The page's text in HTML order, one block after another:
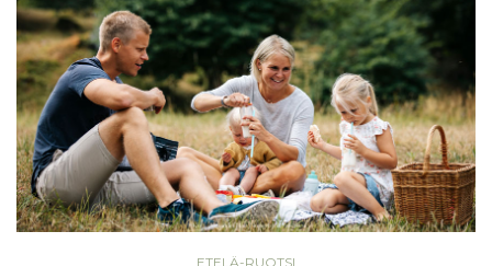
ETELÄ-RUOTSI